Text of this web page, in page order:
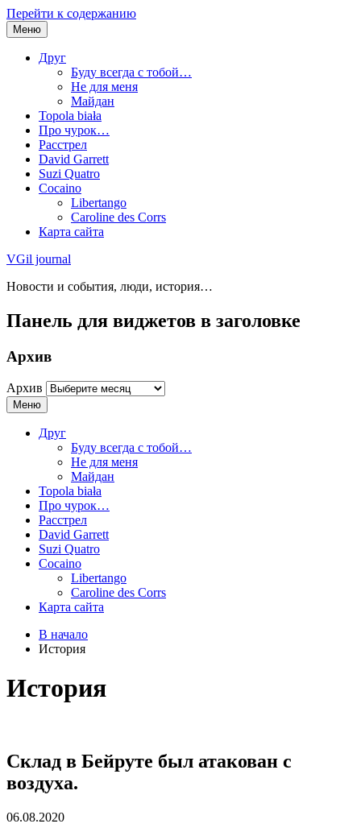
Перейти к содержанию
Меню
Друг
Буду всегда с тобой…
Не для меня
Майдан
Topola biała
Про чурок…
Расстрел
David Garrett
Suzi Quatro
Cocaino
Libertango
Caroline des Corrs
Карта сайта
VGil journal
Новости и события, люди, история…
Панель для виджетов в заголовке
Архив
Архив
Меню
Друг
Буду всегда с тобой…
Не для меня
Майдан
Topola biała
Про чурок…
Расстрел
David Garrett
Suzi Quatro
Cocaino
Libertango
Caroline des Corrs
Карта сайта
В начало
История
История
Склад в Бейруте был атакован с
воздуха.
06.08.2020